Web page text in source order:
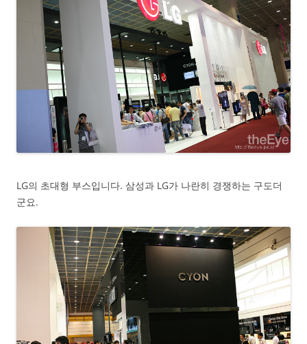
LG의 초대형 부스입니다. 삼성과 LG가 나란히 경쟁하는 구도더
군요.